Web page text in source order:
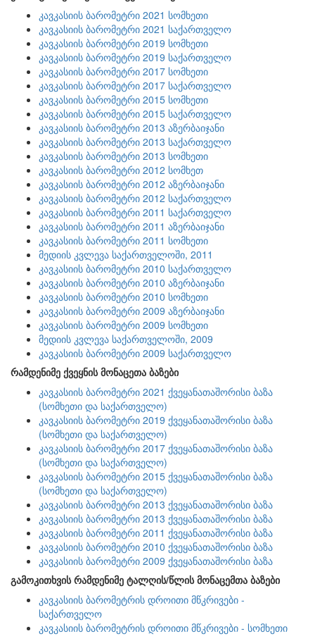
კავკასიის ბარომეტრი 2021 სომხეთი
კავკასიის ბარომეტრი 2021 საქართველო
კავკასიის ბარომეტრი 2019 სომხეთი
კავკასიის ბარომეტრი 2019 საქართველო
კავკასიის ბარომეტრი 2017 სომხეთი
კავკასიის ბარომეტრი 2017 საქართველო
კავკასიის ბარომეტრი 2015 სომხეთი
კავკასიის ბარომეტრი 2015 საქართველო
კავკასიის ბარომეტრი 2013 აზერბაიჯანი
კავკასიის ბარომეტრი 2013 საქართველო
კავკასიის ბარომეტრი 2013 სომხეთი
კავკასიის ბარომეტრი 2012 სომხეთ
კავკასიის ბარომეტრი 2012 აზერბაიჯანი
კავკასიის ბარომეტრი 2012 საქართველო
კავკასიის ბარომეტრი 2011 საქართველო
კავკასიის ბარომეტრი 2011 აზერბაიჯანი
კავკასიის ბარომეტრი 2011 სომხეთი
მედიის კვლევა საქართველოში, 2011
კავკასიის ბარომეტრი 2010 საქართველო
კავკასიის ბარომეტრი 2010 აზერბაიჯანი
კავკასიის ბარომეტრი 2010 სომხეთი
კავკასიის ბარომეტრი 2009 აზერბაიჯანი
კავკასიის ბარომეტრი 2009 სომხეთი
მედიის კვლევა საქართველოში, 2009
კავკასიის ბარომეტრი 2009 საქართველო
რამდენიმე ქვეყნის მონაცეთა ბაზები
კავკასიის ბარომეტრი 2021 ქვეყანათაშორისი ბაზა
(სომხეთი და საქართველო)
კავკასიის ბარომეტრი 2019 ქვეყანათაშორისი ბაზა
(სომხეთი და საქართველო)
კავკასიის ბარომეტრი 2017 ქვეყანათაშორისი ბაზა
(სომხეთი და საქართველო)
კავკასიის ბარომეტრი 2015 ქვეყანათაშორისი ბაზა
(სომხეთი და საქართველო)
კავკასიის ბარომეტრი 2013 ქვეყანათაშორისი ბაზა
კავკასიის ბარომეტრი 2013 ქვეყანათაშორისი ბაზა
კავკასიის ბარომეტრი 2011 ქვეყანათაშორისი ბაზა
კავკასიის ბარომეტრი 2010 ქვეყანათაშორისი ბაზა
კავკასიის ბარომეტრი 2009 ქვეყანათაშორისი ბაზა
გამოკითხვის რამდენიმე ტალღის/წლის მონაცემთა ბაზები
კავკასიის ბარომეტრის დროითი მწკრივები -
საქართველო
კავკასიის ბარომეტრის დროითი მწკრივები - სომხეთი